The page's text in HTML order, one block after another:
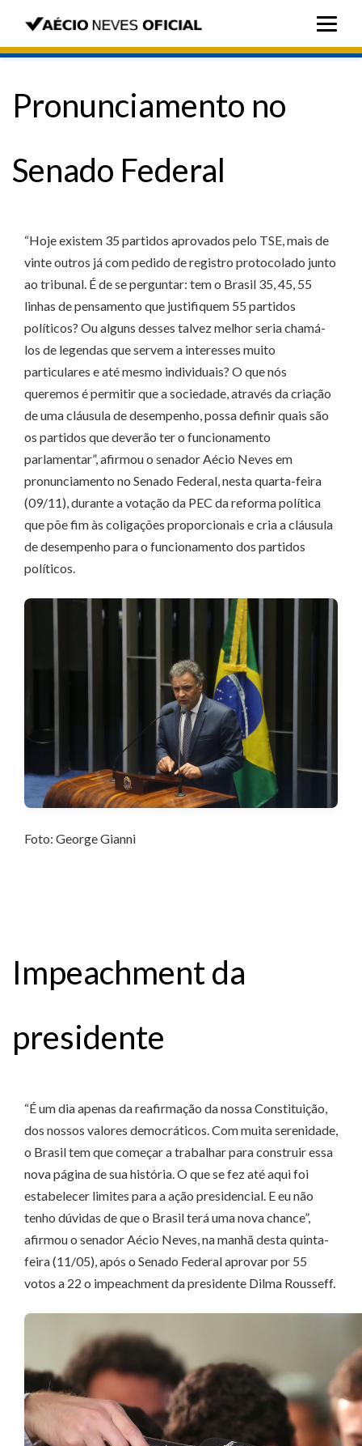
Pronunciamento no
Senado Federal
“Hoje existem 35 partidos aprovados pelo TSE, mais de
vinte outros já com pedido de registro protocolado junto
ao tribunal. É de se perguntar: tem o Brasil 35, 45, 55
linhas de pensamento que justifiquem 55 partidos
políticos? Ou alguns desses talvez melhor seria chamá-
los de legendas que servem a interesses muito
particulares e até mesmo individuais? O que nós
queremos é permitir que a sociedade, através da criação
de uma cláusula de desempenho, possa definir quais são
os partidos que deverão ter o funcionamento
parlamentar”, afirmou o senador Aécio Neves em
pronunciamento no Senado Federal, nesta quarta-feira
(09/11), durante a votação da PEC da reforma política
que põe fim às coligações proporcionais e cria a cláusula
de desempenho para o funcionamento dos partidos
políticos.
Foto: George Gianni
Impeachment da
presidente
“É um dia apenas da reafirmação da nossa Constituição,
dos nossos valores democráticos. Com muita serenidade,
o Brasil tem que começar a trabalhar para construir essa
nova página de sua história. O que se fez até aqui foi
estabelecer limites para a ação presidencial. E eu não
tenho dúvidas de que o Brasil terá uma nova chance”,
afirmou o senador Aécio Neves, na manhã desta quinta-
feira (11/05), após o Senado Federal aprovar por 55
votos a 22 o impeachment da presidente Dilma Rousseff.